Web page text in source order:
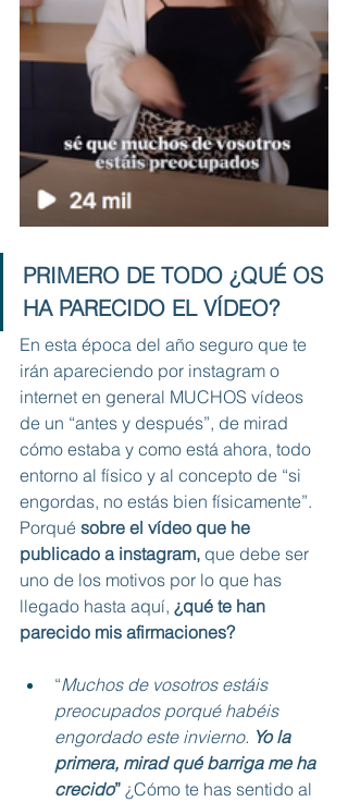
PRIMERO DE TODO ¿QUÉ OS
HA PARECIDO EL VÍDEO?
En esta época del año seguro que te
irán apareciendo por instagram o
internet en general MUCHOS vídeos
de un “antes y después”, de mirad
cómo estaba y como está ahora, todo
entorno al físico y al concepto de “si
engordas, no estás bien físicamente”.
Porqué sobre el vídeo que he
publicado a instagram, que debe ser
uno de los motivos por lo que has
llegado hasta aquí, ¿qué te han
parecido mis afirmaciones?
“Muchos de vosotros estáis
preocupados porqué habéis
engordado este invierno. Yo la
primera, mirad qué barriga me ha
crecido” ¿Cómo te has sentido al